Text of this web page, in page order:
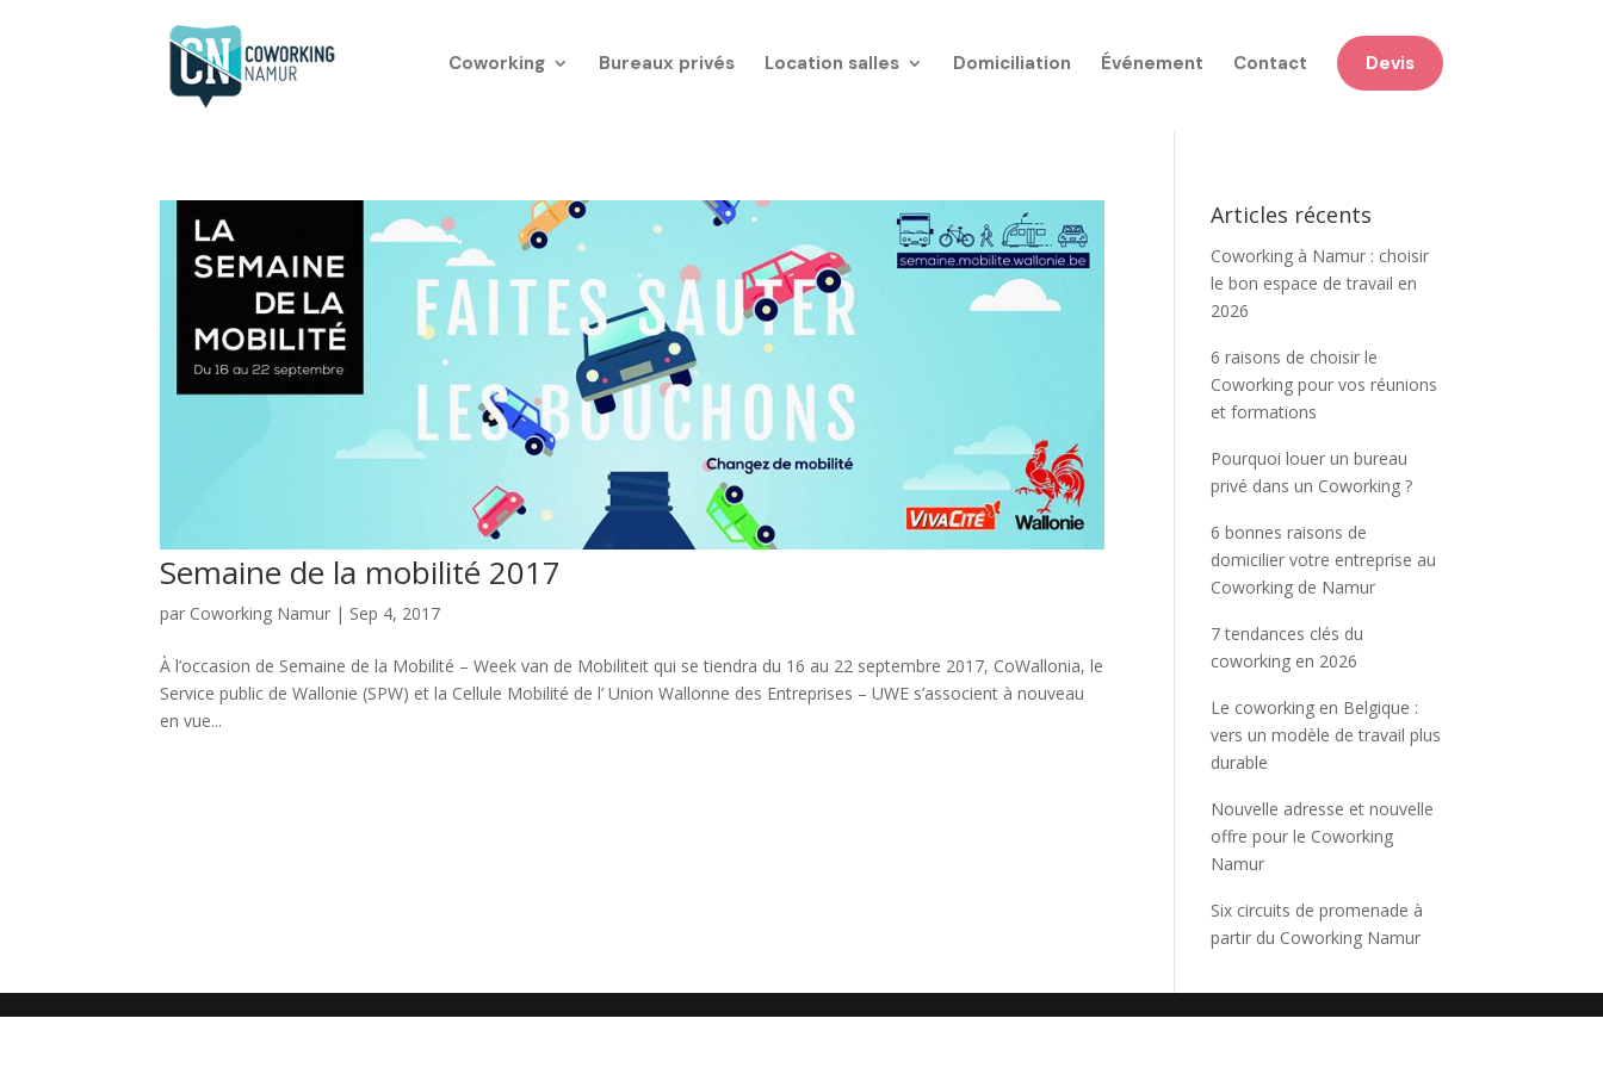
Coworking Bureaux privés Location salles Domiciliation Événement Contact Devis
Semaine de la mobilité 2017
par Coworking Namur | Sep 4, 2017
À l’occasion de Semaine de la Mobilité – Week van de Mobiliteit qui se tiendra du 16 au 22 septembre 2017, CoWallonia, le
Service public de Wallonie (SPW) et la Cellule Mobilité de l’ Union Wallonne des Entreprises – UWE s’associent à nouveau
en vue...
Articles récents
Coworking à Namur : choisir
le bon espace de travail en
2026
6 raisons de choisir le
Coworking pour vos réunions
et formations
Pourquoi louer un bureau
privé dans un Coworking ?
6 bonnes raisons de
domicilier votre entreprise au
Coworking de Namur
7 tendances clés du
coworking en 2026
Le coworking en Belgique :
vers un modèle de travail plus
durable
Nouvelle adresse et nouvelle
offre pour le Coworking
Namur
Six circuits de promenade à
partir du Coworking Namur